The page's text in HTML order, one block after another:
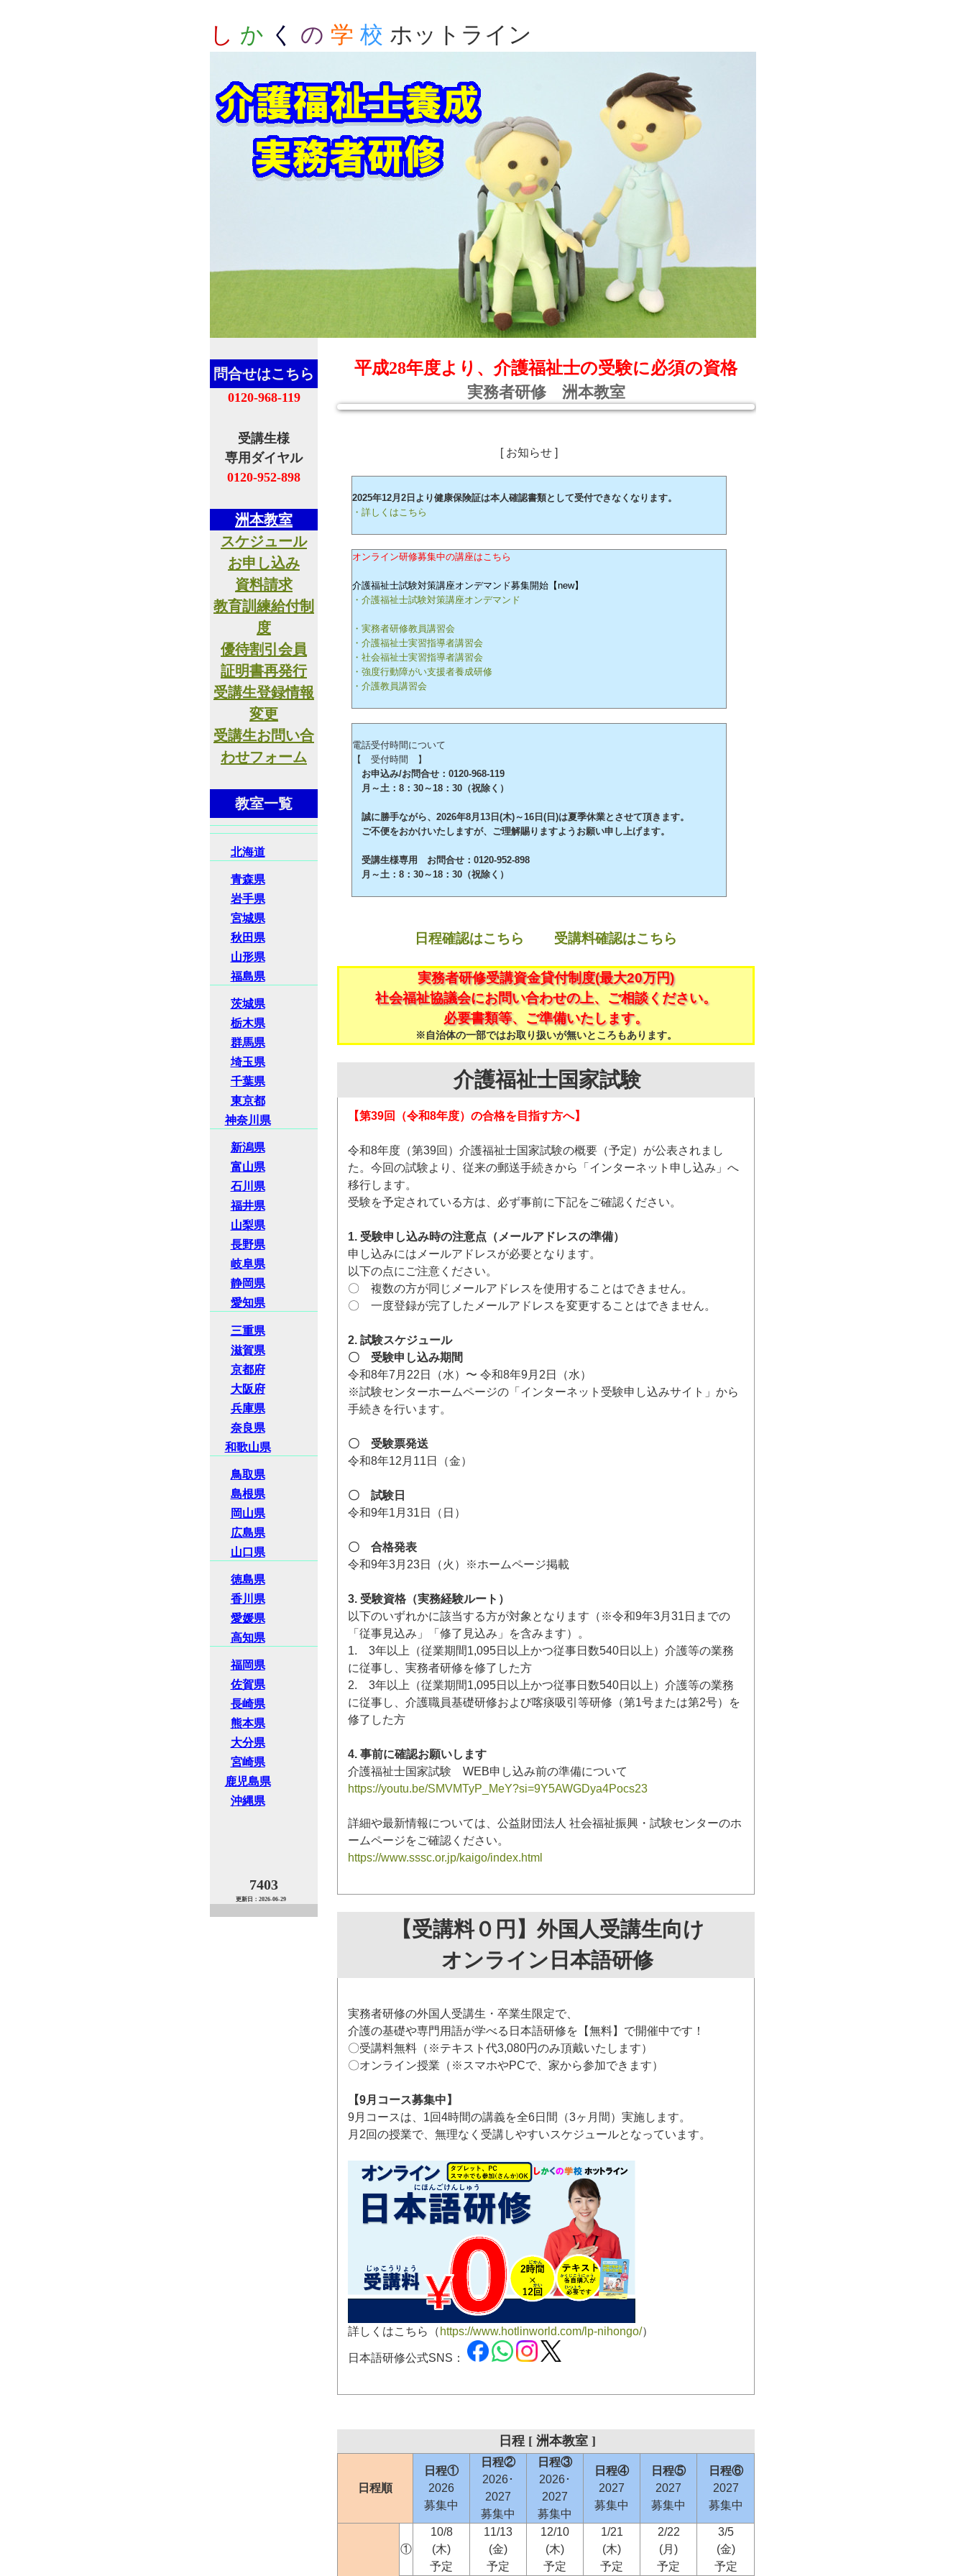
し か く の 学 校 ホットライン
平成28年度より、介護福祉士の受験に必須の資格
実務者研修 洲本教室
[ お知らせ ]
2025年12月2日より健康保険証は本人確認書類として受付できなくなります。
・詳しくはこちら
オンライン研修募集中の講座はこちら
介護福祉士試験対策講座オンデマンド募集開始【new】
・介護福祉士試験対策講座オンデマンド
・実務者研修教員講習会
・介護福祉士実習指導者講習会
・社会福祉士実習指導者講習会
・強度行動障がい支援者養成研修
・介護教員講習会
電話受付時間について
【 受付時間 】
お申込み/お問合せ：0120-968-119
月～土：8：30～18：30（祝除く）
誠に勝手ながら、2026年8月13日(木)～16日(日)は夏季休業とさせて頂きます。
ご不便をおかけいたしますが、ご理解賜りますようお願い申し上げます。
受講生様専用 お問合せ：0120-952-898
月～土：8：30～18：30（祝除く）
日程確認はこちら 受講料確認はこちら
実務者研修受講資金貸付制度(最大20万円)
社会福祉協議会にお問い合わせの上、ご相談ください。
必要書類等、ご準備いたします。
※自治体の一部ではお取り扱いが無いところもあります。
介護福祉士国家試験
【第39回（令和8年度）の合格を目指す方へ】
令和8年度（第39回）介護福祉士国家試験の概要（予定）が公表されまし
た。今回の試験より、従来の郵送手続きから「インターネット申し込み」へ
移行します。
受験を予定されている方は、必ず事前に下記をご確認ください。
1. 受験申し込み時の注意点（メールアドレスの準備）
申し込みにはメールアドレスが必要となります。
以下の点にご注意ください。
〇 複数の方が同じメールアドレスを使用することはできません。
〇 一度登録が完了したメールアドレスを変更することはできません。
2. 試験スケジュール
〇 受験申し込み期間
令和8年7月22日（水）〜 令和8年9月2日（水）
※試験センターホームページの「インターネット受験申し込みサイト」から
手続きを行います。
〇 受験票発送
令和8年12月11日（金）
〇 試験日
令和9年1月31日（日）
〇 合格発表
令和9年3月23日（火）※ホームページ掲載
3. 受験資格（実務経験ルート）
以下のいずれかに該当する方が対象となります（※令和9年3月31日までの
「従事見込み」「修了見込み」を含みます）。
1. 3年以上（従業期間1,095日以上かつ従事日数540日以上）介護等の業務
に従事し、実務者研修を修了した方
2. 3年以上（従業期間1,095日以上かつ従事日数540日以上）介護等の業務
に従事し、介護職員基礎研修および喀痰吸引等研修（第1号または第2号）を
修了した方
4. 事前に確認お願いします
介護福祉士国家試験 WEB申し込み前の準備について
https://youtu.be/SMVMTyP_MeY?si=9Y5AWGDya4Pocs23
詳細や最新情報については、公益財団法人 社会福祉振興・試験センターのホ
ームページをご確認ください。
https://www.sssc.or.jp/kaigo/index.html
【受講料０円】外国人受講生向け
オンライン日本語研修
実務者研修の外国人受講生・卒業生限定で、
介護の基礎や専門用語が学べる日本語研修を【無料】で開催中です！
〇受講料無料（※テキスト代3,080円のみ頂戴いたします）
〇オンライン授業（※スマホやPCで、家から参加できます）
【9月コース募集中】
9月コースは、1回4時間の講義を全6日間（3ヶ月間）実施します。
月2回の授業で、無理なく受講しやすいスケジュールとなっています。
詳しくはこちら（ https://www.hotlinworld.com/lp-nihongo/）
日本語研修公式SNS：
日程 [ 洲本教室 ]
日程順
日程①
2026
募集中
日程②
2026･
2027
募集中
日程③
2026･
2027
募集中
日程④
2027
募集中
日程⑤
2027
募集中
日程⑥
2027
募集中
①
10/8
(木)
予定
11/13
(金)
予定
12/10
(木)
予定
1/21
(木)
予定
2/22
(月)
予定
3/5
(金)
予定
問合せはこちら
0120-968-119
受講生様
専用ダイヤル
0120-952-898
洲本教室
スケジュール
お申し込み
資料請求
教育訓練給付制
度
優待割引会員
証明書再発行
受講生登録情報
変更
受講生お問い合
わせフォーム
教室一覧
北海道
青森県
岩手県
宮城県
秋田県
山形県
福島県
茨城県
栃木県
群馬県
埼玉県
千葉県
東京都
神奈川県
新潟県
富山県
石川県
福井県
山梨県
長野県
岐阜県
静岡県
愛知県
三重県
滋賀県
京都府
大阪府
兵庫県
奈良県
和歌山県
鳥取県
島根県
岡山県
広島県
山口県
徳島県
香川県
愛媛県
高知県
福岡県
佐賀県
長崎県
熊本県
大分県
宮崎県
鹿児島県
沖縄県
7403
更新日：2026-06-29